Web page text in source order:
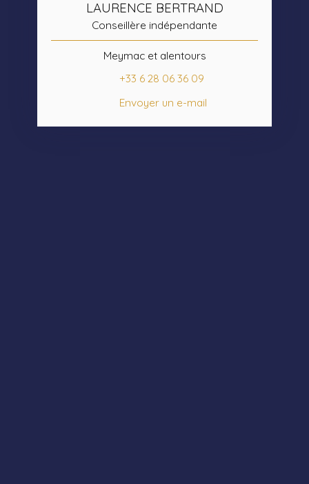
LAURENCE BERTRAND
Conseillère indépendante
Meymac et alentours
+33 6 28 06 36 09
Envoyer un e-mail